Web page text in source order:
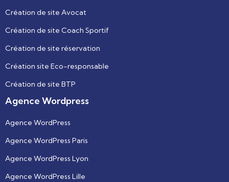
Création de site Avocat
Création de site Coach Sportif
Création de site réservation
Création site Eco-responsable
Création de site BTP
Agence Wordpress
Agence WordPress
Agence WordPress Paris
Agence WordPress Lyon
Agence WordPress Lille